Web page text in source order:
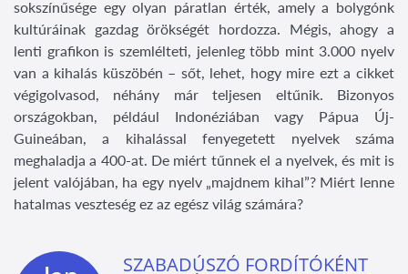
sokszínűsége egy olyan páratlan érték, amely a bolygónk
kultúráinak gazdag örökségét hordozza. Mégis, ahogy a
lenti grafikon is szemlélteti, jelenleg több mint 3.000 nyelv
van a kihalás küszöbén – sőt, lehet, hogy mire ezt a cikket
végigolvasod, néhány már teljesen eltűnik. Bizonyos
országokban, például Indonéziában vagy Pápua Új-
Guineában, a kihalással fenyegetett nyelvek száma
meghaladja a 400-at. De miért tűnnek el a nyelvek, és mit is
jelent valójában, ha egy nyelv „majdnem kihal”? Miért lenne
hatalmas veszteség ez az egész világ számára?
SZABADÚSZÓ FORDÍTÓKÉNT